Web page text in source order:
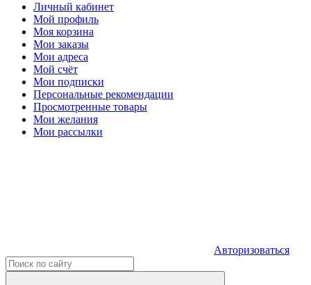
Личный кабинет
Мой профиль
Моя корзина
Мои заказы
Мои адреса
Мой счёт
Мои подписки
Персональные рекомендации
Просмотренные товары
Мои желания
Мои рассылки
Авторизоваться